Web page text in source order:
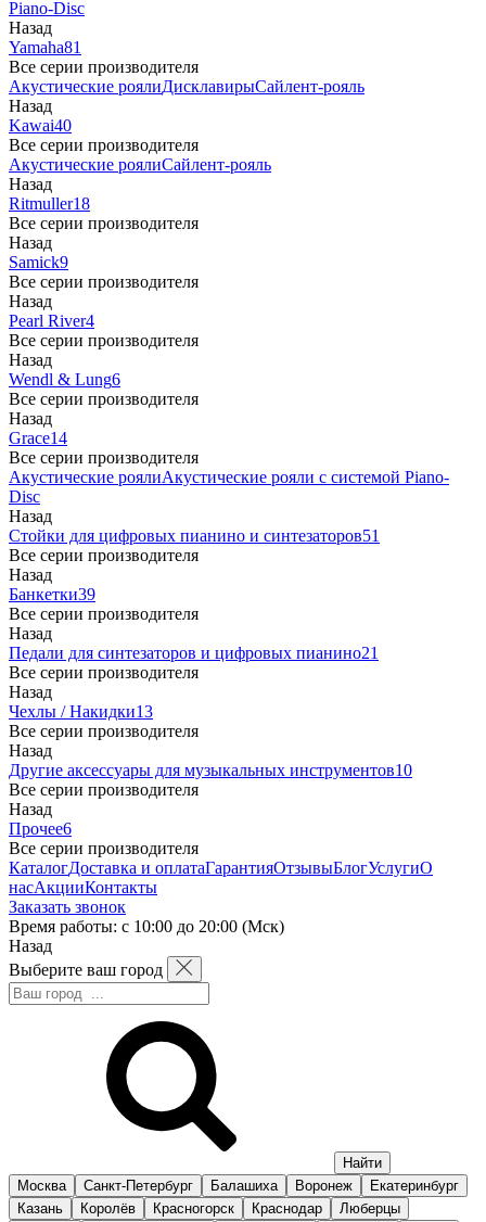
Piano-Disc
Назад
Yamaha81
Все серии производителя
Акустические роялиДисклавирыСайлент-рояль
Назад
Kawai40
Все серии производителя
Акустические роялиСайлент-рояль
Назад
Ritmuller18
Все серии производителя
Назад
Samick9
Все серии производителя
Назад
Pearl River4
Все серии производителя
Назад
Wendl & Lung6
Все серии производителя
Назад
Grace14
Все серии производителя
Акустические роялиАкустические рояли с системой Piano-
Disc
Назад
Стойки для цифровых пианино и синтезаторов51
Все серии производителя
Назад
Банкетки39
Все серии производителя
Назад
Педали для синтезаторов и цифровых пианино21
Все серии производителя
Назад
Чехлы / Накидки13
Все серии производителя
Назад
Другие аксессуары для музыкальных инструментов10
Все серии производителя
Назад
Прочее6
Все серии производителя
КаталогДоставка и оплатаГарантияОтзывыБлогУслугиО
насАкцииКонтакты
Заказать звонок
Время работы: с 10:00 до 20:00 (Мск)
Назад
Выберите ваш город
Москва Санкт-Петербург Балашиха Воронеж
Екатеринбург
Казань
Королёв Красногорск Краснодар
Люберцы